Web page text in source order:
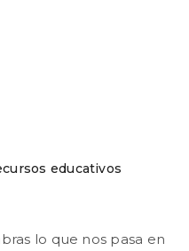
educativos
lo que nos pasa en